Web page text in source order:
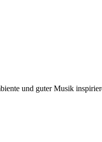
und guter Musik